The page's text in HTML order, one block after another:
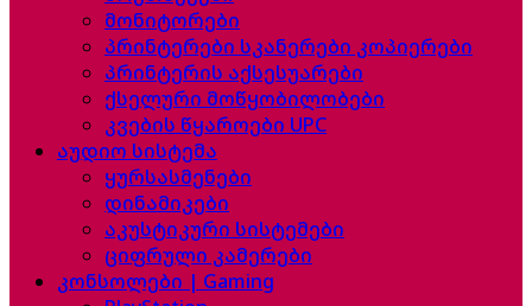
მონიტორები
პრინტერები სკანერები კოპიერები
პრინტერის აქსესუარები
ქსელური მოწყობილობები
კვების წყაროები UPC
აუდიო სისტემა
ყურსასმენები
დინამიკები
აკუსტიკური სისტემები
ციფრული კამერები
კონსოლები | Gaming